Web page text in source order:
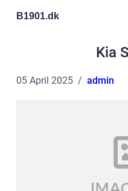
B1901.dk
Kia
05 April 2025 admin